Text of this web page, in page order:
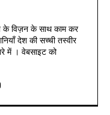
के विज़न के साथ काम कर
देश की सच्ची तस्वीर
में । वेबसाइट को